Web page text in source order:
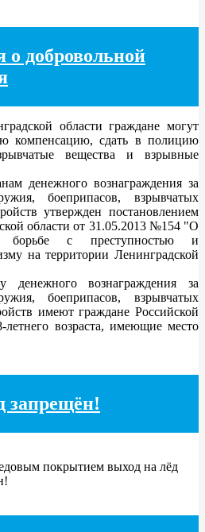
добровольной
области граждане могут
компенсацию, сдать в полицию
вещества и взрывные
денежного вознаграждения за
боеприпасов, взрывчатых
утвержден постановлением
области от 31.05.2013 №154 "О
с преступностью и
на территории Ленинградской
вознаграждения за
боеприпасов, взрывчатых
имеют граждане Российской
возраста, имеющие место
запрещëн!
покрытием выход на лёд